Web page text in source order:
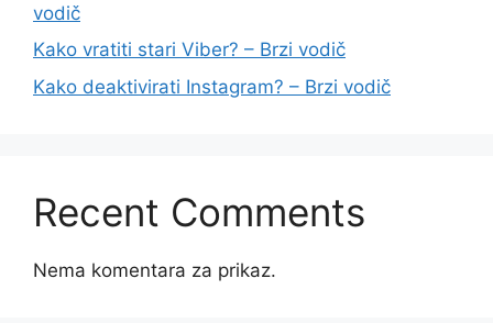
vodič
Kako vratiti stari Viber? – Brzi vodič
Kako deaktivirati Instagram? – Brzi vodič
Recent Comments
Nema komentara za prikaz.